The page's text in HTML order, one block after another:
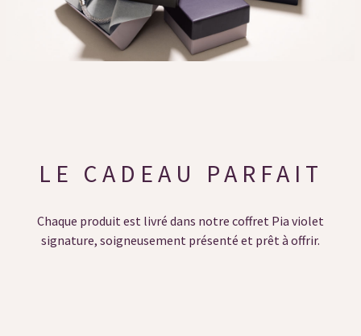
LE CADEAU PARFAIT
Chaque produit est livré dans notre coffret Pia violet
signature, soigneusement présenté et prêt à offrir.